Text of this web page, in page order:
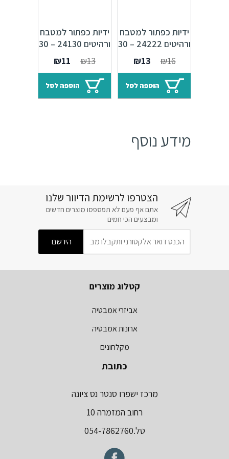
ידיות כפתור למטבח
ורהיטים 24222 – 30
מ"מ ברונזה פירנצה
M09
₪16
המחיר
המקורי
היה:
₪16.
₪13
הנוכחי
הוא:
₪13.
הוספה לסל
ידיות כפתור למטבח
ורהיטים 24130 – 30
מ"מ ברונזה פירנצה
M09
₪13
המחיר
המקורי
היה:
₪13.
₪11
הנוכחי
הוא:
₪11.
הוספה לסל
מידע נוסף
הצטרפו לרשימת הדיוור שלנו
אתם אף פעם לא תפספסו מוצרים חדשים
ומבצעים הכי חמים
קטלוג מוצרים
אביזרי אמבטיה
ארונות אמבטיה
מקלחונים
כתובת
מרכז ישפרו סנטר נס ציונה
רחוב המזמרה 10
טל.054-7862760